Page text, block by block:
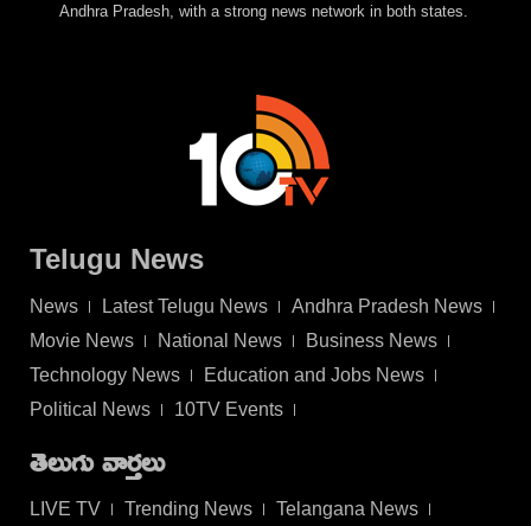
Andhra Pradesh, with a strong news network in both states.
Telugu News
News Latest Telugu News
Andhra Pradesh News
Movie News
National News
Business News
Technology News
Education and Jobs News
Political News
10TV Events
తెలుగు వార్తలు
LIVE TV Trending News
Telangana News